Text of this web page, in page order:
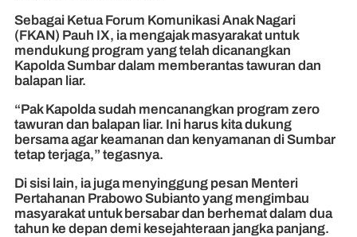
Sebagai Ketua Forum Komunikasi Anak Nagari
(FKAN) Pauh IX, ia mengajak masyarakat untuk
mendukung program yang telah dicanangkan
Kapolda Sumbar dalam memberantas tawuran dan
balapan liar.
“Pak Kapolda sudah mencanangkan program zero
tawuran dan balapan liar. Ini harus kita dukung
bersama agar keamanan dan kenyamanan di Sumbar
tetap terjaga,” tegasnya.
Di sisi lain, ia juga menyinggung pesan Menteri
Pertahanan Prabowo Subianto yang mengimbau
masyarakat untuk bersabar dan berhemat dalam dua
tahun ke depan demi kesejahteraan jangka panjang.